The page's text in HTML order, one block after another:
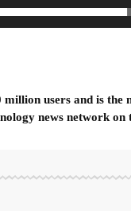
million users and is the
news network on